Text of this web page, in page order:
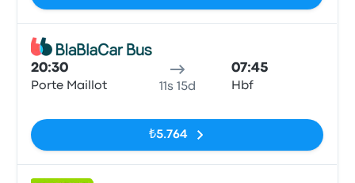
20:30
Porte Maillot 11s 15d
07:45
Hbf
₺5.764